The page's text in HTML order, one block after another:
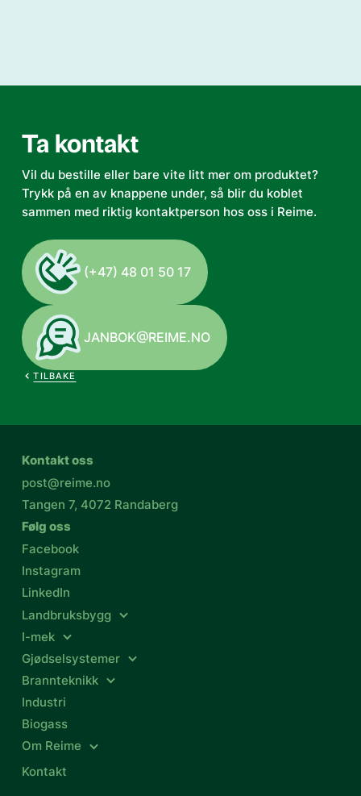
Ta kontakt
Vil du bestille eller bare vite litt mer om produktet?
Trykk på en av knappene under, så blir du koblet
sammen med riktig kontaktperson hos oss i Reime.
(+47) 48 01 50 17
JANBOK@REIME.NO
TILBAKE
Kontakt oss
post@reime.no
Tangen 7, 4072 Randaberg
Følg oss
Facebook
Instagram
LinkedIn
Landbruksbygg
I-mek
Gjødselsystemer
Brannteknikk
Industri
Biogass
Om Reime
Kontakt